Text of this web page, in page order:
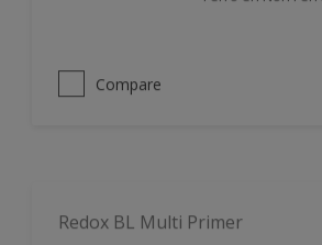
Compare
Goede hechting op